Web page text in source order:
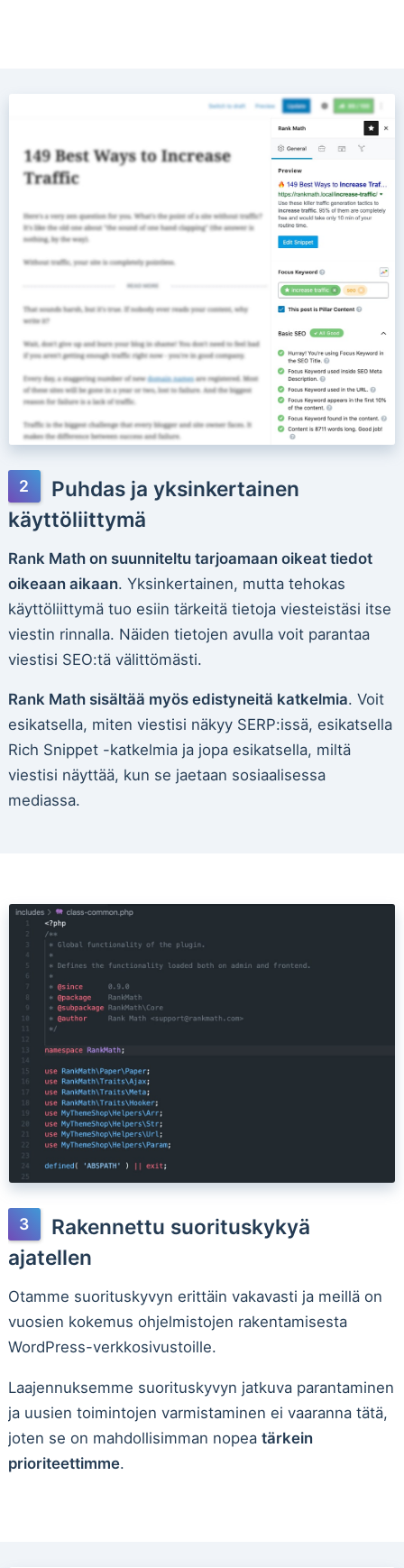
Puhdas ja yksinkertainen
käyttöliittymä
Rank Math on suunniteltu tarjoamaan oikeat tiedot
oikeaan aikaan. Yksinkertainen, mutta tehokas
käyttöliittymä tuo esiin tärkeitä tietoja viesteistäsi itse
viestin rinnalla. Näiden tietojen avulla voit parantaa
viestisi SEO:tä välittömästi.
Rank Math sisältää myös edistyneitä katkelmia. Voit
esikatsella, miten viestisi näkyy SERP:issä, esikatsella
Rich Snippet -katkelmia ja jopa esikatsella, miltä
viestisi näyttää, kun se jaetaan sosiaalisessa
mediassa.
Rakennettu suorituskykyä
ajatellen
Otamme suorituskyvyn erittäin vakavasti ja meillä on
vuosien kokemus ohjelmistojen rakentamisesta
WordPress-verkkosivustoille.
Laajennuksemme suorituskyvyn jatkuva parantaminen
ja uusien toimintojen varmistaminen ei vaaranna tätä,
joten se on mahdollisimman nopea tärkein
prioriteettimme.